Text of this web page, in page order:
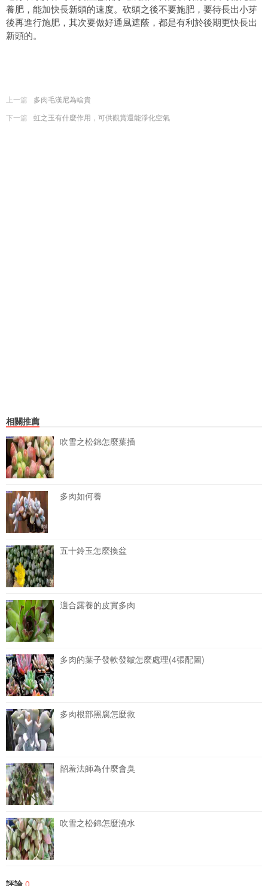
養肥，能加快長新頭的速度。砍頭之後不要施肥，要待長出小芽
後再進行施肥，其次要做好通風遮蔭，都是有利於後期更快長出
新頭的。
上一篇
多肉毛漢尼為啥貴
下一篇
虹之玉有什麼作用，可供觀賞還能淨化空氣
相關推薦
吹雪之松錦怎麼葉插
多肉如何養
五十鈴玉怎麼換盆
適合露養的皮實多肉
多肉的葉子發軟發皺怎麼處理(4張配圖)
多肉根部黑腐怎麼救
韶羞法師為什麼會臭
吹雪之松錦怎麼澆水
評論 0